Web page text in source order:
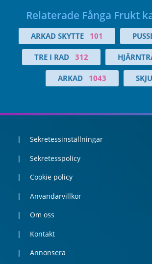
Relaterade Fånga Frukt
ARKAD SKYTTE 101
TRE I RAD 312
ARKAD 1043
Sekretessinställningar
Sekretesspolicy
Cookie policy
Anvandarvillkor
Om oss
Kontakt
Annonsera